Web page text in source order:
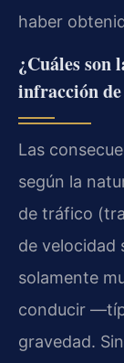
haber
¿Cuáles son
infracción
Las
según la
de tráfico
de velocidad
solamente
conducir
gravedad.